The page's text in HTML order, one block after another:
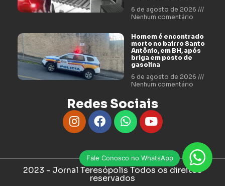
Fale Conosco no WhatsApp
6 de agosto de 2026
Nenhum comentário
Homem é encontrado
morto no bairro Santo
Antônio, em BH, após
briga em posto de
gasolina
6 de agosto de 2026
Nenhum comentário
Redes Sociais
2023 - Jornal Teresópolis Todos os direitos
reservados